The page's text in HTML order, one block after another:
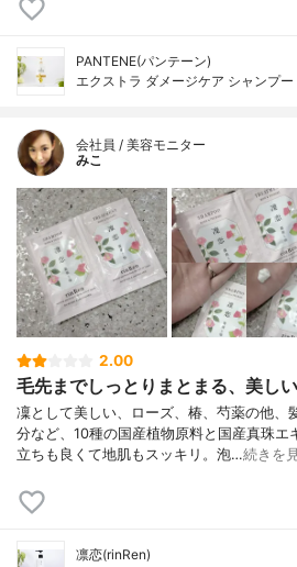
PANTENE(パンテーン)
エクストラ ダメージケア シャンプー
会社員 / 美容モニター
みこ
2.00
毛先までしっとりまとまる、美し
凜として美しい、ローズ、椿、芍薬の他、
分など、10種の国産植物原料と国産真珠エ
立ちも良くて地肌もスッキリ。泡…続きを
凛恋(rinRen)